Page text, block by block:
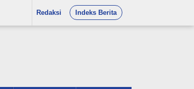
Redaksi Indeks Berita